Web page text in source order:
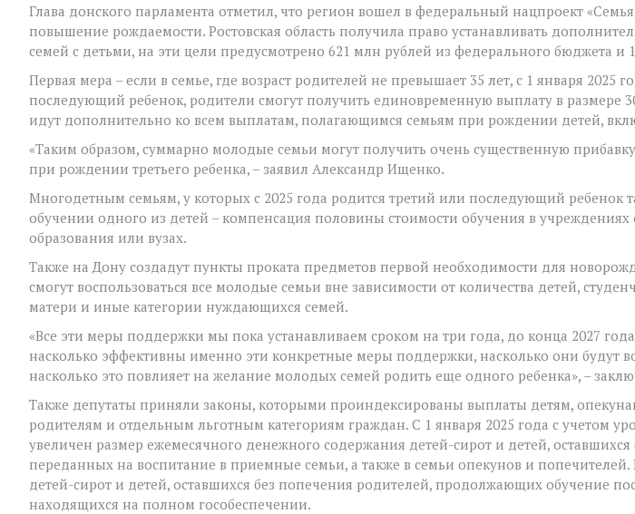
Глава донского парламента отметил, что регион вошел в федеральный нацпроект
повышение рождаемости. Ростовская область получила право устанавливать
семей с детьми, на эти цели предусмотрено 621 млн рублей из федерального бюджета и
Первая мера – если в семье, где возраст родителей не превышает 35 лет, с 1 января 2025
последующий ребенок, родители смогут получить единовременную выплату в размере
идут дополнительно ко всем выплатам, полагающимся семьям при рождении детей,
«Таким образом, суммарно молодые семьи могут получить очень существенную
при рождении третьего ребенка, – заявил Александр Ищенко.
Многодетным семьям, у которых с 2025 года родится третий или последующий ребенок
обучении одного из детей – компенсация половины стоимости обучения в учреждениях
образования или вузах.
Также на Дону создадут пункты проката предметов первой необходимости для
смогут воспользоваться все молодые семьи вне зависимости от количества детей,
матери и иные категории нуждающихся семей.
«Все эти меры поддержки мы пока устанавливаем сроком на три года, до конца 2027
насколько эффективны именно эти конкретные меры поддержки, насколько они будут
насколько это повлияет на желание молодых семей родить еще одного ребенка», –
Также депутаты приняли законы, которыми проиндексированы выплаты детям,
родителям и отдельным льготным категориям граждан. С 1 января 2025 года с учетом
увеличен размер ежемесячного денежного содержания детей-сирот и детей,
переданных на воспитание в приемные семьи, а также в семьи опекунов и
детей-сирот и детей, оставшихся без попечения родителей, продолжающих обучение
находящихся на полном гособеспечении.